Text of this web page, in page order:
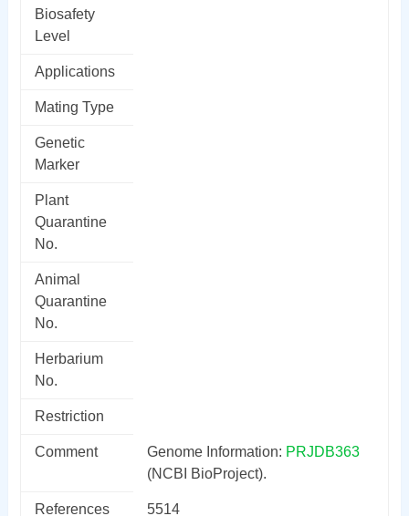
Biosafety
Level
Applications
Mating Type
Genetic
Marker
Plant
Quarantine
No.
Animal
Quarantine
No.
Herbarium
No.
Restriction
Comment Genome Information: PRJDB363
(NCBI BioProject).
References 5514